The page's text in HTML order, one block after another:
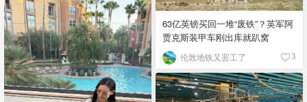
63亿英镑买回一堆“废铁”？英军阿
贾克斯装甲车刚出库就趴窝
伦敦地铁又罢工了 3